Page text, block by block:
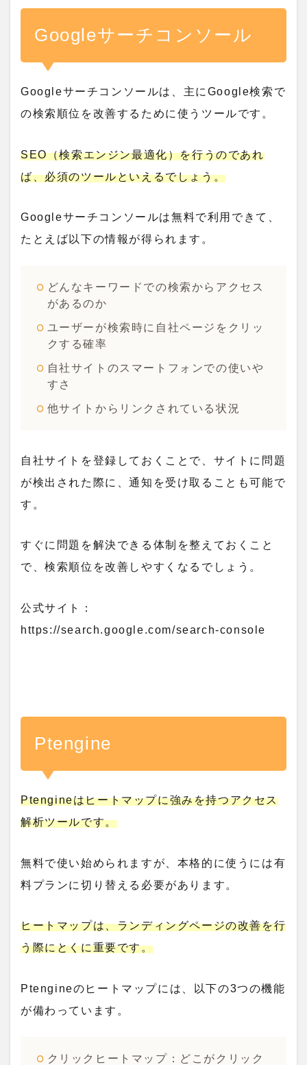
Googleサーチコンソール
Googleサーチコンソールは、主にGoogle検索で
の検索順位を改善するために使うツールです。
SEO（検索エンジン最適化）を行うのであれ
ば、必須のツールといえるでしょう。
Googleサーチコンソールは無料で利用できて、
たとえば以下の情報が得られます。
どんなキーワードでの検索からアクセス
があるのか
ユーザーが検索時に自社ページをクリッ
クする確率
自社サイトのスマートフォンでの使いや
すさ
他サイトからリンクされている状況
自社サイトを登録しておくことで、サイトに問題
が検出された際に、通知を受け取ることも可能で
す。
すぐに問題を解決できる体制を整えておくこと
で、検索順位を改善しやすくなるでしょう。
公式サイト：
https://search.google.com/search-console
Ptengine
Ptengineはヒートマップに強みを持つアクセス
解析ツールです。
無料で使い始められますが、本格的に使うには有
料プランに切り替える必要があります。
ヒートマップは、ランディングページの改善を行
う際にとくに重要です。
Ptengineのヒートマップには、以下の3つの機能
が備わっています。
クリックヒートマップ：どこがクリック